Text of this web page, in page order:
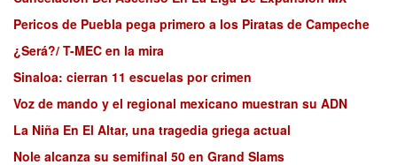
Pericos de Puebla pega primero a los Piratas de Campeche
¿Será?/ T-MEC en la mira
Sinaloa: cierran 11 escuelas por crimen
Voz de mando y el regional mexicano muestran su ADN
La Niña En El Altar, una tragedia griega actual
Nole alcanza su semifinal 50 en Grand Slams